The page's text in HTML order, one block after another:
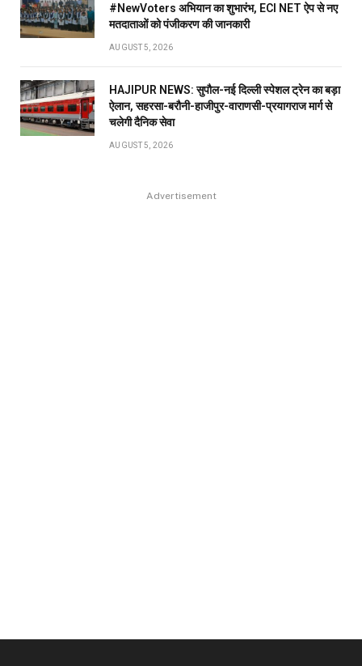
#NewVoters अभियान का शुभारंभ, ECI NET ऐप से नए
मतदाताओं को पंजीकरण की जानकारी
AUGUST 5, 2026
HAJIPUR NEWS: सुपौल-नई दिल्ली स्पेशल ट्रेन का बड़ा
ऐलान, सहरसा-बरौनी-हाजीपुर-वाराणसी-प्रयागराज मार्ग से
चलेगी दैनिक सेवा
AUGUST 5, 2026
Advertisement